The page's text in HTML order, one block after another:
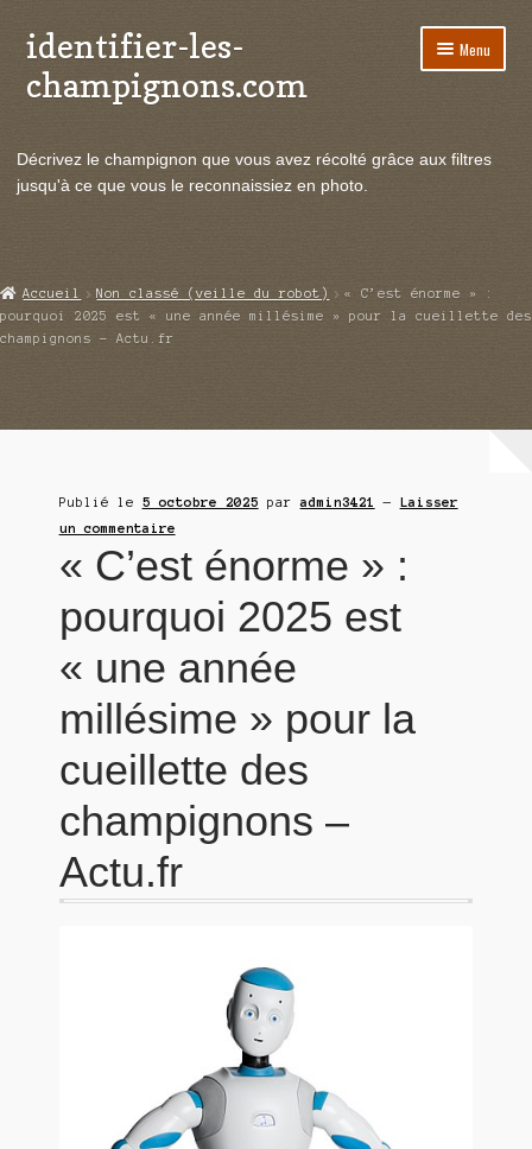
Aller
à
la
Aller
au
contenu
identifier-les-
champignons.com
Menu
le
Actualités
menu
enfant
Echanges et contacts
Ouvrir
le
Mycologie
Décrivez le champignon que vous avez récolté grâce aux filtres
jusqu'à ce que vous le reconnaissiez en photo.
Accueil Non classé (veille du robot)
« C’est énorme » :
pourquoi 2025 est « une année millésime » pour la cueillette des
champignons – Actu.fr
Publié le 5 octobre 2025 paradmin3421 — Laisser
un commentaire
« C’est énorme » :
pourquoi 2025 est
« une année
millésime » pour la
cueillette des
champignons –
Actu.fr